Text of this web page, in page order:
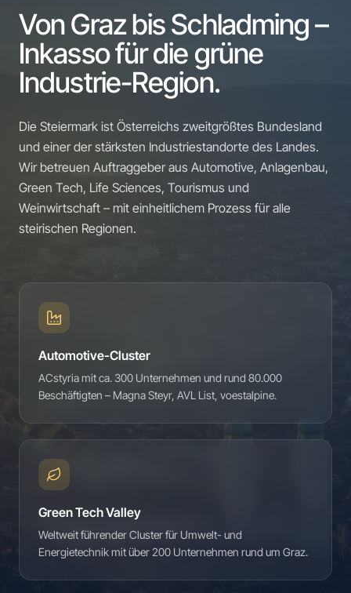
Von Graz bis Schladming –
Inkasso für die grüne
Industrie-Region.
Die Steiermark ist Österreichs zweitgrößtes Bundesland
und einer der stärksten Industriestandorte des Landes.
Wir betreuen Auftraggeber aus Automotive, Anlagenbau,
Green Tech, Life Sciences, Tourismus und
Weinwirtschaft – mit einheitlichem Prozess für alle
steirischen Regionen.
Automotive-Cluster
ACstyria mit ca. 300 Unternehmen und rund 80.000
Beschäftigten – Magna Steyr, AVL List, voestalpine.
Green Tech Valley
Weltweit führender Cluster für Umwelt- und
Energietechnik mit über 200 Unternehmen rund um Graz.